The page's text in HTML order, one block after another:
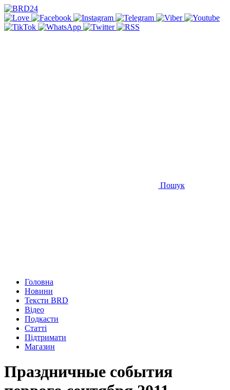
Пошук
Головна
Новини
Тексти BRD
Відео
Подкасти
Статті
Підтримати
Магазин
Праздничные события